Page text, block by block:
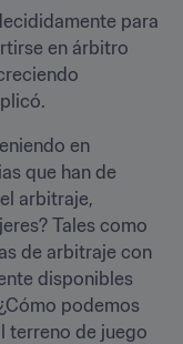
para
en árbitro
en
que han de
arbitraje,
Tales como
de arbitraje con
disponibles
podemos
terreno de juego